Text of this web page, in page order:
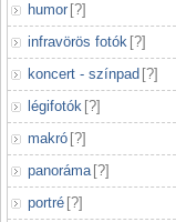
humor [?]
infravörös fotók [?]
koncert - színpad [?]
légifotók [?]
makró [?]
panoráma [?]
portré [?]